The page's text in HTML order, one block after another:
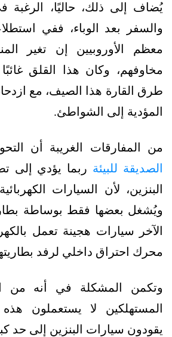
يُضاف إلى ذلك، حاليًا، الرغبة
والسفر بعد الوباء، ففي
معظم الأوروبيين إن تغير
مخاوفهم، وكان هذا القلق
طرق القارة هذا الصيف، مع
المؤدية إلى الشواطئ.
من المفارقات الغريبة أن
الصديقة للبيئة ربما يؤدي إلى
البنزين، لأن السيارات
ويُشغل بعضها فقط بوساطة
الآخر سيارات هجينة تعمل
محرك احتراق داخلي لرفد
وتكمن المشكلة في أنه من
المستهلكين لا يستعملون هذه
يقودون سيارات البنزين إلى حد